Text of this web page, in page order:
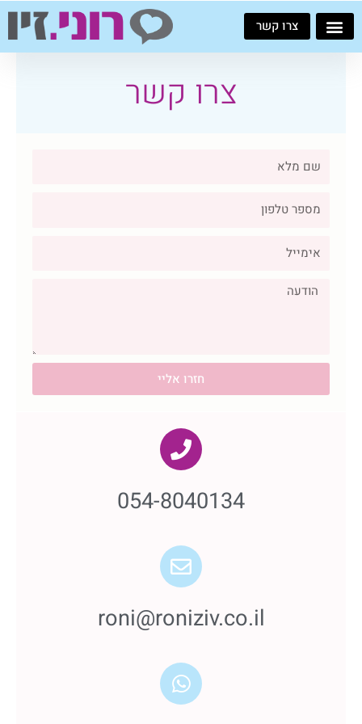
דילוג
לתוכן
צרו קשר
צרו קשר
שם
טלפון
אימייל
הודעה
חזרו אליי
054-8040134
roni@roniziv.co.il